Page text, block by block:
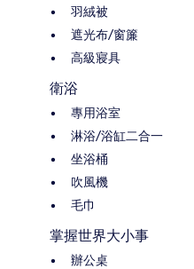
羽絨被
遮光布/窗簾
高級寢具
衛浴
專用浴室
淋浴/浴缸二合一
坐浴桶
吹風機
毛巾
掌握世界大小事
辦公桌